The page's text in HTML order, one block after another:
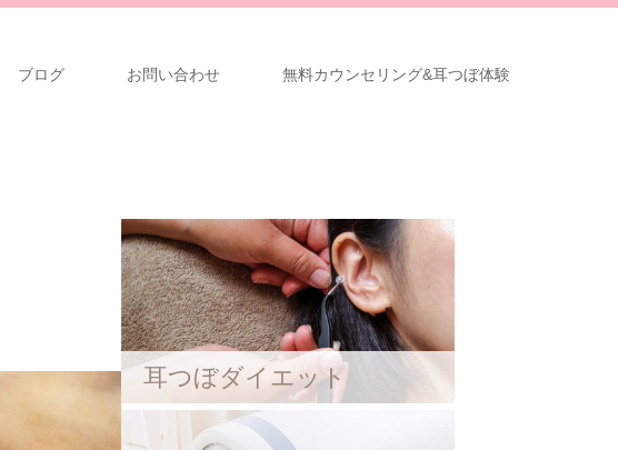
ブログ お問い合わせ 無料カウンセリング&耳つぼ体験
耳つぼダイエット